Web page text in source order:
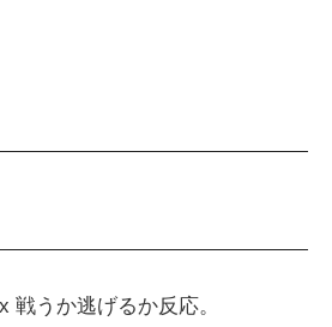
戦うか逃げるか反応。